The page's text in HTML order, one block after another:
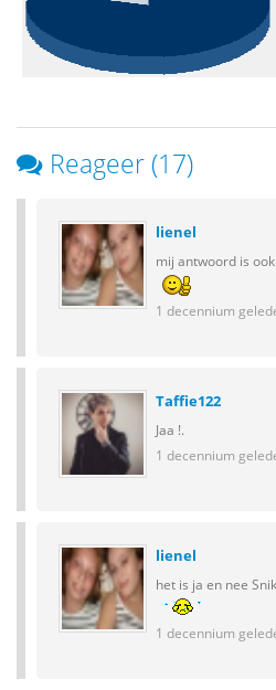
Reageer (17)
lienel
mij antwoord is
1 decennium
Taffie122
Jaa !.
1 decennium
lienel
het is ja en nee
1 decennium